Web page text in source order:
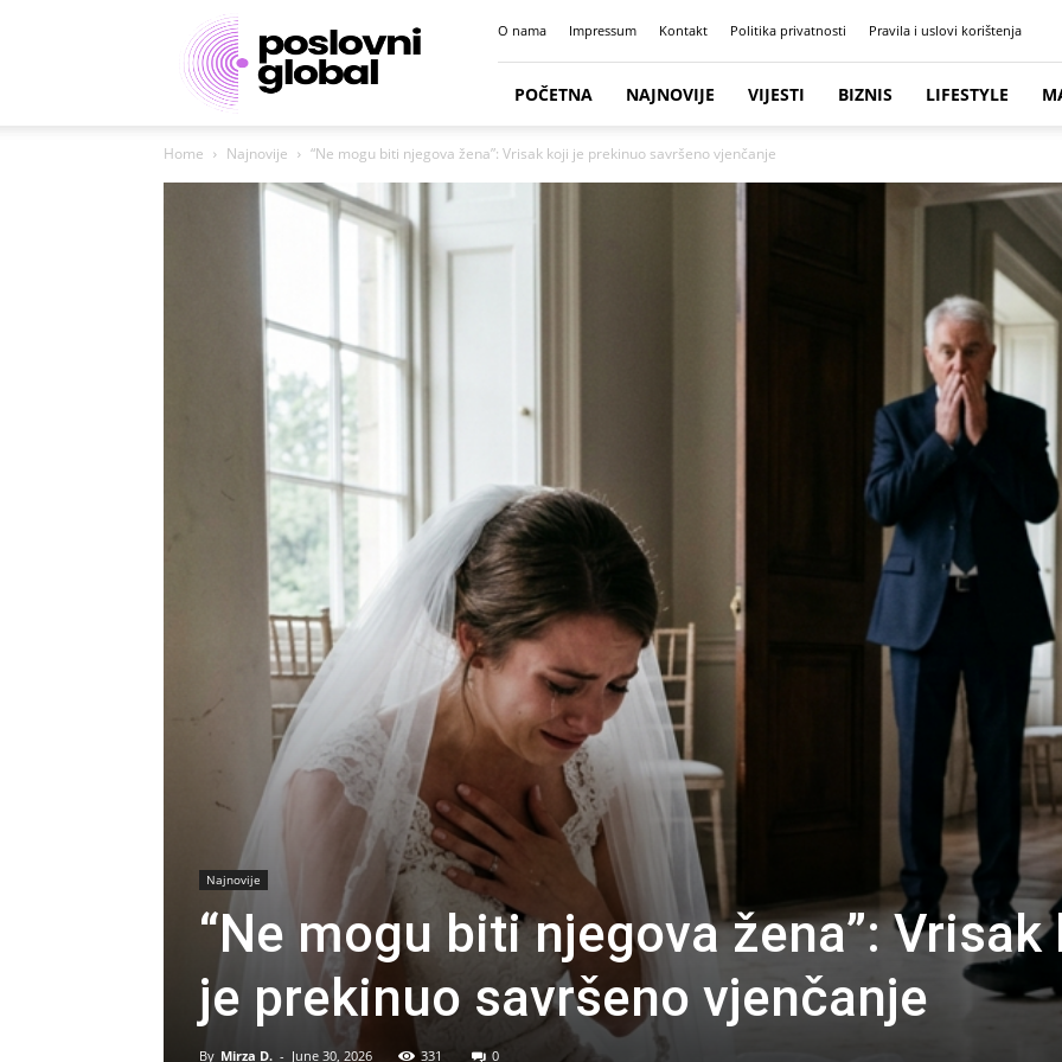
Poslovni
portal
O nama Impressum Kontakt Politika privatnosti Pravila i uslovi korištenja
POČETNA NAJNOVIJE VIJESTI BIZNIS LIFESTYLE
Home Najnovije “Ne mogu biti njegova žena”: Vrisak koji je prekinuo savršeno vjenčanje
Najnovije
“Ne mogu biti njegova žena”: Vrisak
je prekinuo savršeno vjenčanje
By Mirza D. - June 30, 2026 331 0